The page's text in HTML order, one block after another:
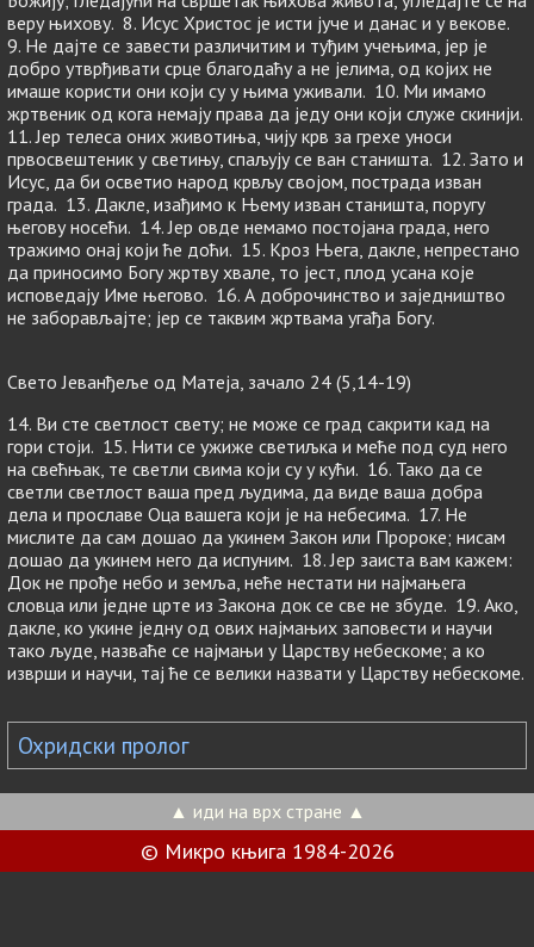
веру њихову. 8. Исус Христос је исти јуче и данас и у векове.
9. Не дајте се завести различитим и туђим учењима, јер је
добро утврђивати срце благодаћу а не јелима, од којих не
имаше користи они који су у њима уживали. 10. Ми имамо
жртвеник од кога немају права да једу они који служе скинији.
11. Јер телеса оних животиња, чију крв за грехе уноси
првосвештеник у светињу, спаљују се ван станишта. 12. Зато и
Исус, да би осветио народ крвљу својом, пострада изван
града. 13. Дакле, изађимо к Њему изван станишта, поругу
његову носећи. 14. Јер овде немамо постојана града, него
тражимо онај који ће доћи. 15. Кроз Њега, дакле, непрестано
да приносимо Богу жртву хвале, то јест, плод усана које
исповедају Име његово. 16. А доброчинство и заједништво
не заборављајте; јер се таквим жртвама угађа Богу.
Свето Јеванђеље од Матеја, зачало 24 (5,14-19)
14. Ви сте светлост свету; не може се град сакрити кад на
гори стоји. 15. Нити се ужиже светиљка и меће под суд него
на свећњак, те светли свима који су у кући. 16. Тако да се
светли светлост ваша пред људима, да виде ваша добра
дела и прославе Оца вашeга који је на небесима. 17. Не
мислите да сам дошао да укинем Закон или Пророке; нисам
дошао да укинем него да испуним. 18. Јер заиста вам кажем:
Док не прође небо и земља, неће нестати ни најмањега
словца или једне црте из Закона док се све не збуде. 19. Ако,
дакле, ко укине једну од ових најмањих заповести и научи
тако људе, назваће се најмањи у Царству небескоме; а ко
изврши и научи, тај ће се велики назвати у Царству небескоме.
Охридски пролог
▲ иди на врх стране ▲
© Микро књига 1984-2026